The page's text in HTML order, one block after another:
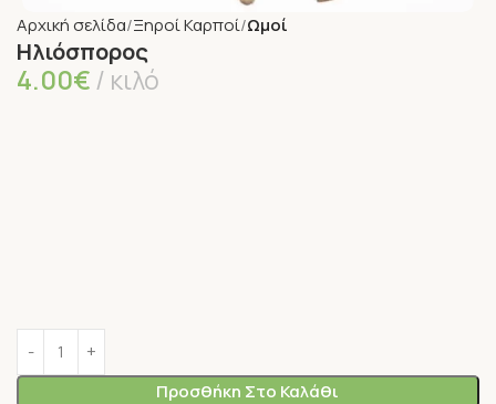
Αρχική σελίδα Ξηροί Καρποί Ωμοί
Ηλιόσπορος
4.00€ κιλό
Προσθήκη Στο Καλάθι